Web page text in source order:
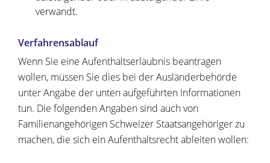
verwandt.
Verfahrensablauf
Wenn Sie eine Aufenthaltserlaubnis beantragen
wollen, müssen Sie dies bei der Ausländerbehörde
unter Angabe der unten aufgeführten Informationen
tun. Die folgenden Angaben sind auch von
Familienangehörigen Schweizer Staatsangehöriger zu
machen, die sich ein Aufenthaltsrecht ableiten wollen: